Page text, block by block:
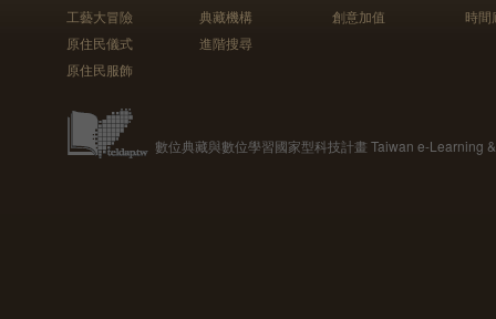
工藝大冒險
原住民儀式
原住民服飾
典藏機構
進階搜尋
創意加值
時間
數位典藏與數位學習國家型科技計畫 Taiwan e-Learning